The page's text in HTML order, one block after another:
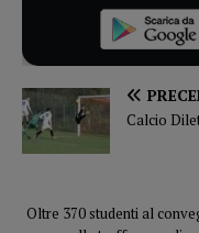
Calcio
Oltre 370 studenti al